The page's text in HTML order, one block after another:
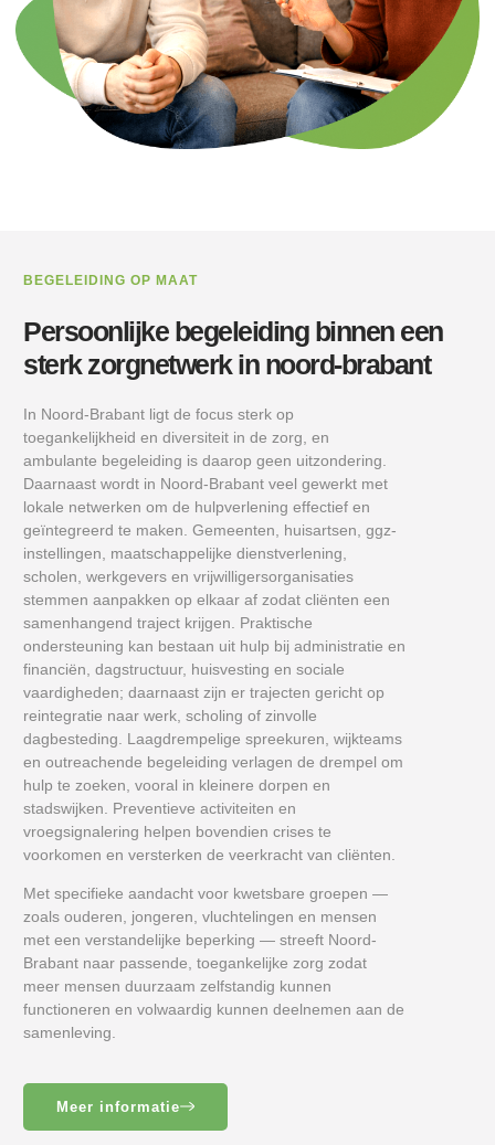
BEGELEIDING OP MAAT
Persoonlijke begeleiding binnen een
sterk zorgnetwerk in noord-brabant
In Noord-Brabant ligt de focus sterk op
toegankelijkheid en diversiteit in de zorg, en
ambulante begeleiding is daarop geen uitzondering.
Daarnaast wordt in Noord-Brabant veel gewerkt met
lokale netwerken om de hulpverlening effectief en
geïntegreerd te maken. Gemeenten, huisartsen, ggz-
instellingen, maatschappelijke dienstverlening,
scholen, werkgevers en vrijwilligersorganisaties
stemmen aanpakken op elkaar af zodat cliënten een
samenhangend traject krijgen. Praktische
ondersteuning kan bestaan uit hulp bij administratie en
financiën, dagstructuur, huisvesting en sociale
vaardigheden; daarnaast zijn er trajecten gericht op
reintegratie naar werk, scholing of zinvolle
dagbesteding. Laagdrempelige spreekuren, wijkteams
en outreachende begeleiding verlagen de drempel om
hulp te zoeken, vooral in kleinere dorpen en
stadswijken. Preventieve activiteiten en
vroegsignalering helpen bovendien crises te
voorkomen en versterken de veerkracht van cliënten.
Met specifieke aandacht voor kwetsbare groepen —
zoals ouderen, jongeren, vluchtelingen en mensen
met een verstandelijke beperking — streeft Noord-
Brabant naar passende, toegankelijke zorg zodat
meer mensen duurzaam zelfstandig kunnen
functioneren en volwaardig kunnen deelnemen aan de
samenleving.
Meer informatie